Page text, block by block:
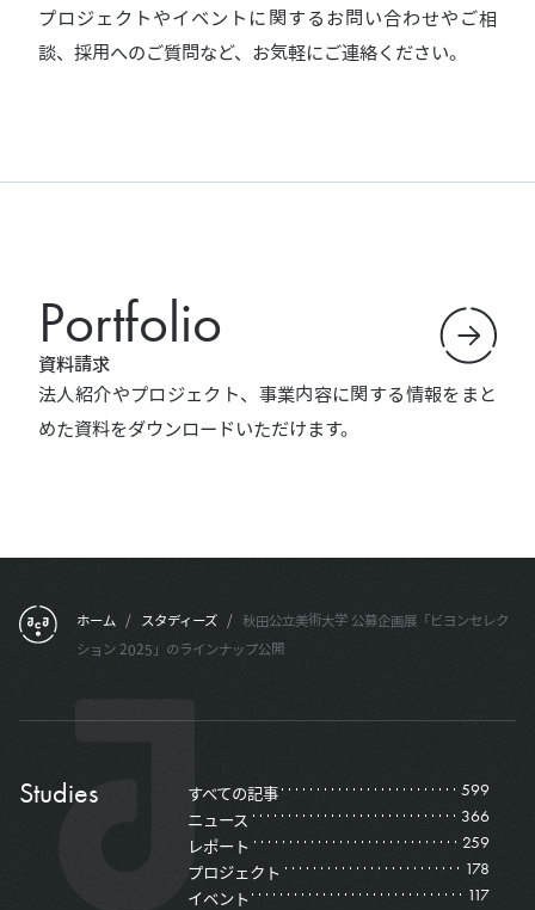
プロジェクトやイベントに関するお問い合わせやご相
談、採用へのご質問など、お気軽にご連絡ください。
Portfolio
資料請求
法人紹介やプロジェクト、事業内容に関する情報をまと
めた資料をダウンロードいただけます。
ホーム / スタディーズ /
秋田公立美術大学 公募企画展「ビヨンセレク
ション 2025」のラインナップ公開
Studies すべての記事 599
ニュース 366
レポート 259
プロジェクト 178
イベント 117